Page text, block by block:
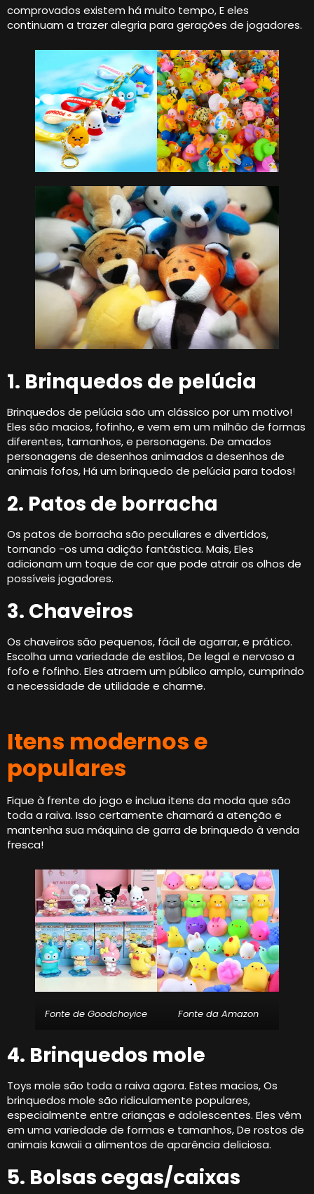
comprovados existem há muito tempo, E eles
continuam a trazer alegria para gerações de jogadores.
1. Brinquedos de pelúcia
Brinquedos de pelúcia são um clássico por um motivo!
Eles são macios, fofinho, e vem em um milhão de formas
diferentes, tamanhos, e personagens. De amados
personagens de desenhos animados a desenhos de
animais fofos, Há um brinquedo de pelúcia para todos!
2. Patos de borracha
Os patos de borracha são peculiares e divertidos,
tornando -os uma adição fantástica. Mais, Eles
adicionam um toque de cor que pode atrair os olhos de
possíveis jogadores.
3. Chaveiros
Os chaveiros são pequenos, fácil de agarrar, e prático.
Escolha uma variedade de estilos, De legal e nervoso a
fofo e fofinho. Eles atraem um público amplo, cumprindo
a necessidade de utilidade e charme.
Itens modernos e
populares
Fique à frente do jogo e inclua itens da moda que são
toda a raiva. Isso certamente chamará a atenção e
mantenha sua máquina de garra de brinquedo à venda
fresca!
Fonte de Goodchoyice Fonte da Amazon
4. Brinquedos mole
Toys mole são toda a raiva agora. Estes macios, Os
brinquedos mole são ridiculamente populares,
especialmente entre crianças e adolescentes. Eles vêm
em uma variedade de formas e tamanhos, De rostos de
animais kawaii a alimentos de aparência deliciosa.
5. Bolsas cegas/caixas